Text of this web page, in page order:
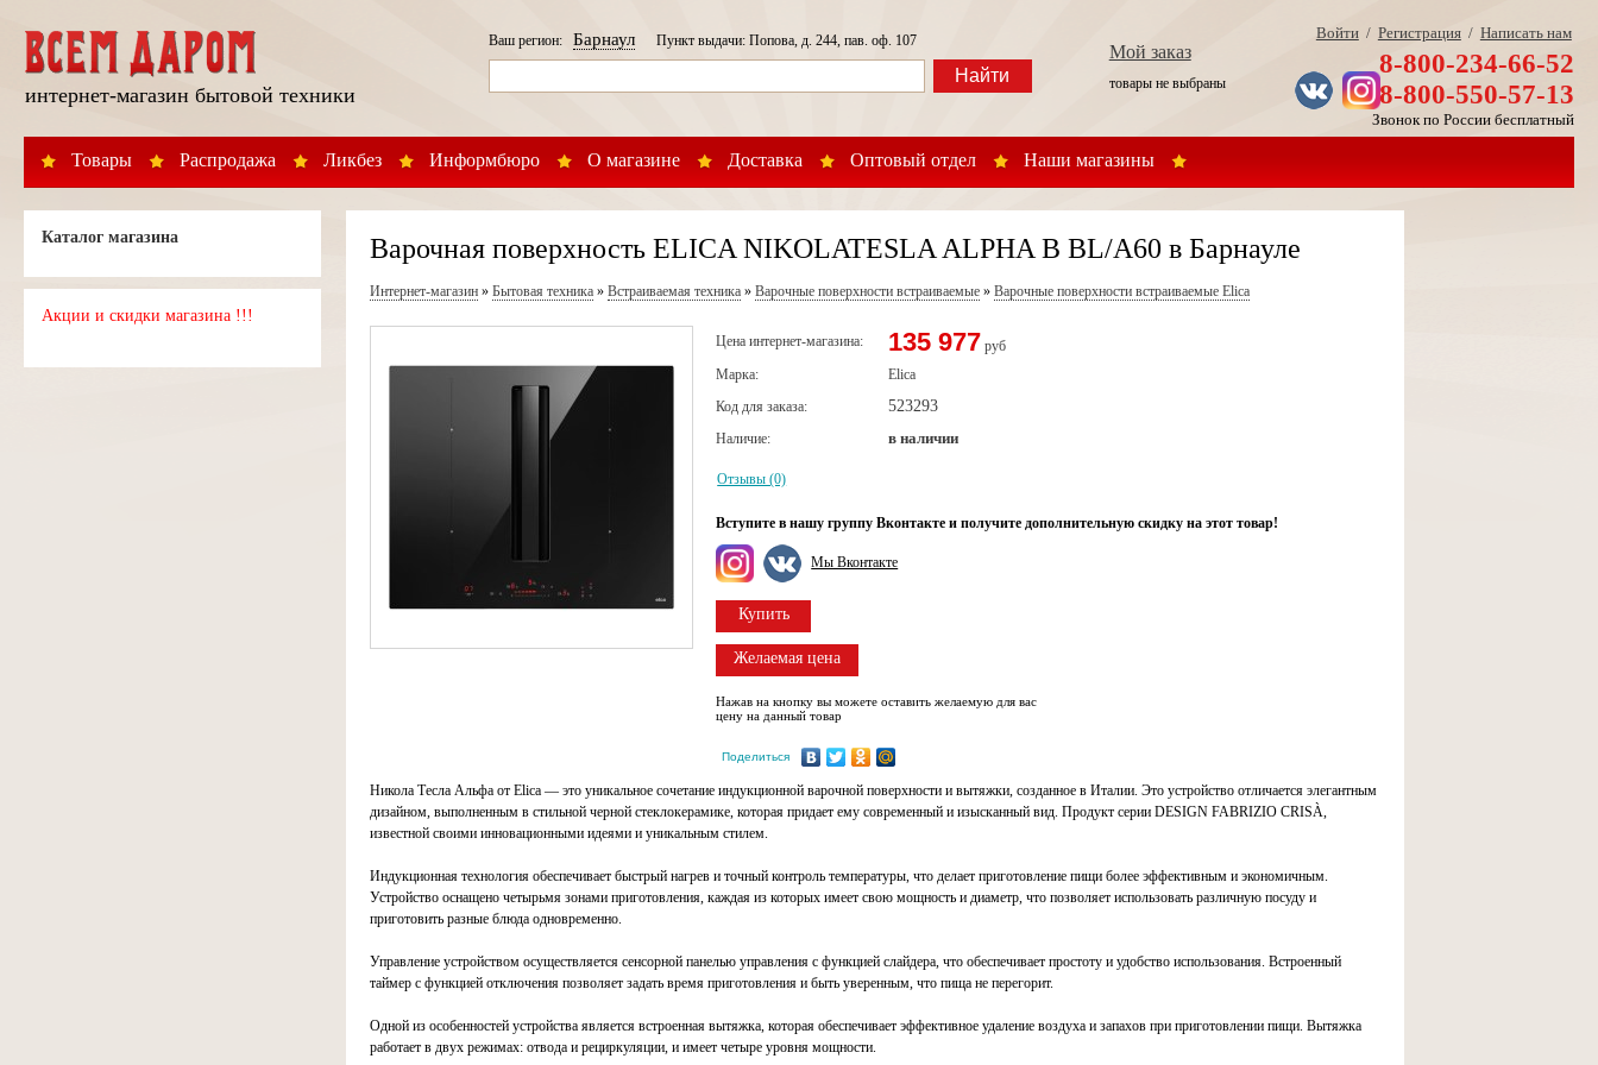
интернет-магазин бытовой техники
Товары Распродажа Ликбез Информбюро О магазине Доставка Оптовый отдел Наши магазины
Ваш регион:Барнаул Пункт выдачи: Попова, д. 244, пав. оф. 107
Найти
Мой заказ
товары не выбраны
Войти/ Регистрация/ Написать нам
8-800-234-66-52
8-800-550-57-13
Звонок по России бесплатный
Каталог магазина
Акции и скидки магазина !!!
Варочная поверхность ELICA NIKOLATESLA ALPHA B BL/A60 в Барнауле
Интернет-магазин »Бытовая техника »Встраиваемая техника »Варочные поверхности встраиваемые »Варочные поверхности встраиваемые Elica
Цена интернет-магазина: 135 977 руб
Марка:
Elica
Код для заказа:
523293
Наличие: в наличии
Отзывы (0)
Вступите в нашу группу Вконтакте и получите дополнительную скидку на этот товар!
Мы Вконтакте
Купить
Желаемая цена
Нажав на кнопку вы можете оставить желаемую для вас
цену на данный товар
Поделиться
Никола Тесла Альфа от Elica — это уникальное сочетание индукционной варочной поверхности и вытяжки, созданное в Италии. Это устройство отличается элегантным
дизайном, выполненным в стильной черной стеклокерамике, которая придает ему современный и изысканный вид. Продукт серии DESIGN FABRIZIO CRISÀ,
известной своими инновационными идеями и уникальным стилем.
Индукционная технология обеспечивает быстрый нагрев и точный контроль температуры, что делает приготовление пищи более эффективным и экономичным.
Устройство оснащено четырьмя зонами приготовления, каждая из которых имеет свою мощность и диаметр, что позволяет использовать различную посуду и
приготовить разные блюда одновременно.
Управление устройством осуществляется сенсорной панелью управления с функцией слайдера, что обеспечивает простоту и удобство использования. Встроенный
таймер с функцией отключения позволяет задать время приготовления и быть уверенным, что пища не перегорит.
Одной из особенностей устройства является встроенная вытяжка, которая обеспечивает эффективное удаление воздуха и запахов при приготовлении пищи. Вытяжка
работает в двух режимах: отвода и рециркуляции, и имеет четыре уровня мощности.